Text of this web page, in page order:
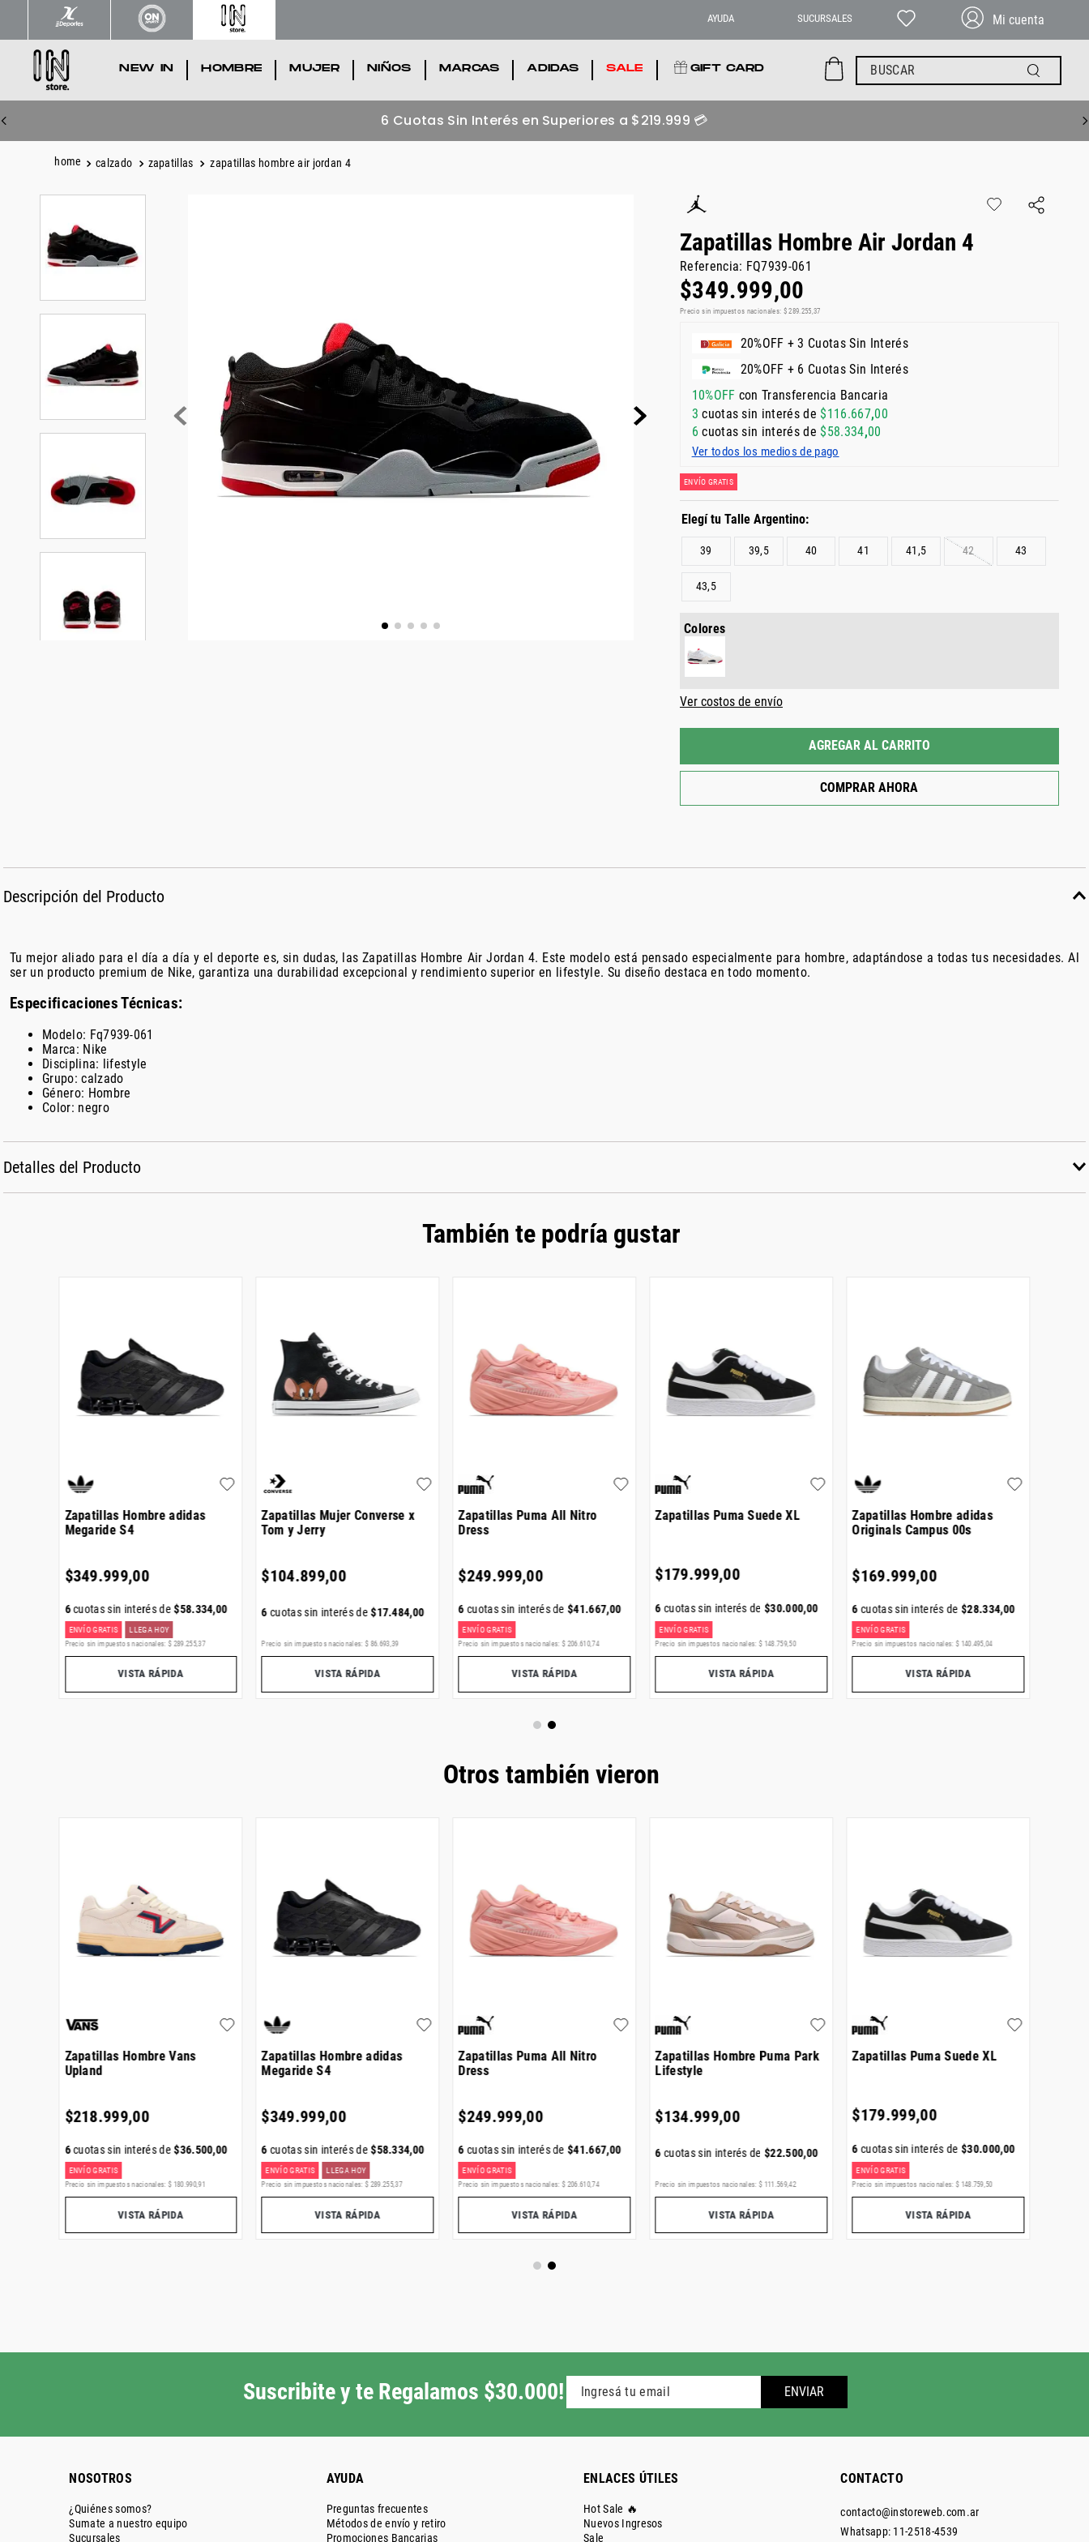
AYUDA SUCURSALES
NEW IN HOMBRE MUJER NIÑOS MARCAS ADIDAS SALE GIFT CARD BUSCAR
Zapatillas adidas más buscadas 💥
calzado zapatillas zapatillas hombre air jordan 4
Zapatillas Hombre Air Jordan 4
Referencia: FQ7939-061
$349.999,00
Precio sin impuestos nacionales: $ 289 255 37
20%OFF + 3 Cuotas Sin Interés
20%OFF + 6 Cuotas Sin Interés
10%OFF con Transferencia Bancaria
3 cuotas sin interés de $116.667,00
6 cuotas sin interés de $58.334,00
Ver todos los medios de pago
ENVÍO GRATIS
39 39,5 40 41 41,5 42 43
43,5
Colores
Ver costos de envío
AGREGAR AL CARRITO
COMPRAR AHORA
Descripción del Producto
Tu mejor aliado para el día a día y el deporte es, sin dudas, las Zapatillas Hombre Air Jordan 4. Este modelo está pensado especialmente para hombre, adaptándose a todas tus necesidades. Al
ser un producto premium de Nike, garantiza una durabilidad excepcional y rendimiento superior en lifestyle. Su diseño destaca en todo momento.
Especificaciones Técnicas:
Modelo: Fq7939-061
Marca: Nike
Disciplina: lifestyle
Grupo: calzado
Género: Hombre
Color: negro
Detalles del Producto
También te podría gustar
Zapatillas Hombre adidas
Megaride S4
$349.999,00
6cuotas sin interés de$58.334,00
ENVÍO GRATIS LLEGA HOY
Precio sin impuestos nacionales: $ 289 .255,37
VISTA RÁPIDA
Zapatillas Mujer Converse x
Tom y Jerry
$104.899,00
6cuotas sin interés de$17.484,00
Precio sin impuestos nacionales: $ 86.693 ,39
VISTA RÁPIDA
Zapatillas Puma All Nitro
Dress
$249.999,00
6cuotas sin interés de$41.667,00
ENVÍO GRATIS
Precio sin impuestos nacionales: $ 206 .610 ,74
VISTA RÁPIDA
Zapatillas Puma Suede XL
$179.999,00
6cuotas sin interés de$30.000,00
ENVÍO GRATIS
Precio sin impuestos nacionales: $ 148.759, 50
VISTA RÁPIDA
Zapatillas Hombre adidas
Originals Campus 00s
$169.999,00
6cuotas sin interés de$28.334,00
ENVÍO GRATIS
Precio sin impuestos nacionales: $ 140 .495 ,04
VISTA RÁPIDA
Otros también vieron
Zapatillas Hombre Vans
Upland
$218.999,00
6cuotas sin interés de$36.500,00
ENVÍO GRATIS
Precio sin impuestos nacionales: $ 180 .990 ,91
VISTA RÁPIDA
Zapatillas Hombre adidas
Megaride S4
$349.999,00
6cuotas sin interés de$58.334,00
ENVÍO GRATIS LLEGA HOY
Precio sin impuestos nacionales: $ 289 .255,37
VISTA RÁPIDA
Zapatillas Puma All Nitro
Dress
$249.999,00
6cuotas sin interés de$41.667,00
ENVÍO GRATIS
Precio sin impuestos nacionales: $ 206 .610 ,74
VISTA RÁPIDA
Zapatillas Hombre Puma Park
Lifestyle
$134.999,00
6cuotas sin interés de$22.500,00
Precio sin impuestos nacionales: $ 111 569,42
VISTA RÁPIDA
Zapatillas Puma Suede XL
$179.999,00
6cuotas sin interés de$30.000,00
ENVÍO GRATIS
Precio sin impuestos nacionales: $ 148.759 50
VISTA RÁPIDA
Suscribite y te Regalamos $30.000! ENVIAR
NOSOTROS
¿Quiénes somos?
Sumate a nuestro equipo
Sucursales
AYUDA
Preguntas frecuentes
Métodos de envío y retiro
Promociones Bancarias
ENLACES ÚTILES
Hot Sale 🔥
Nuevos Ingresos
Sale
CONTACTO
contacto@instoreweb.com.ar
Whatsapp: 11-2518-4539